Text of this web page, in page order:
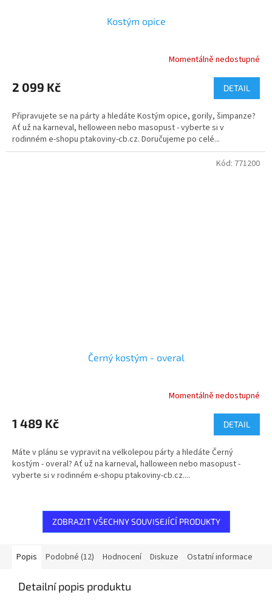
Kostým opice
Momentálně nedostupné
2 099 Kč DETAIL
Připravujete se na párty a hledáte Kostým opice, gorily, šimpanze?
Ať už na karneval, helloween nebo masopust - vyberte si v
rodinném e-shopu ptakoviny-cb.cz. Doručujeme po celé...
Černý kostým - overal
produktu
je
z
5
hvězdiček.
Momentálně nedostupné
1 489 Kč DETAIL
Máte v plánu se vypravit na velkolepou párty a hledáte Černý
kostým - overal? Ať už na karneval, halloween nebo masopust -
vyberte si v rodinném e-shopu ptakoviny-cb.cz....
Kód: 771200
ZOBRAZIT VŠECHNY SOUVISEJÍCÍ PRODUKTY
Popis Podobné (12) Hodnocení Diskuze Ostatní informace
Detailní popis produktu